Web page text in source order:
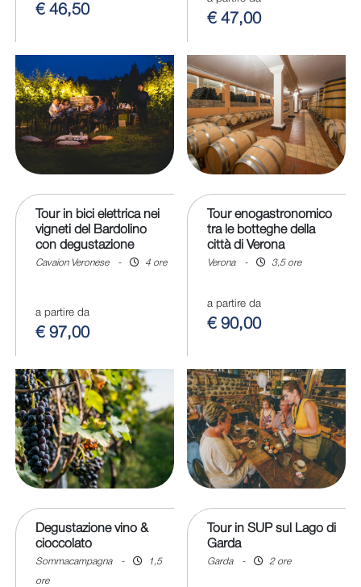
€ 46,50
€ 47,00
Tour in bici elettrica nei
vigneti del Bardolino
con degustazione
Cavaion Veronese - 4 ore
a partire da
€ 97,00
Tour enogastronomico
tra le botteghe della
città di Verona
Verona - 3,5 ore
a partire da
€ 90,00
Degustazione vino &
cioccolato
Sommacampagna - 1,5
ore
Tour in SUP sul Lago di
Garda
Garda - 2 ore